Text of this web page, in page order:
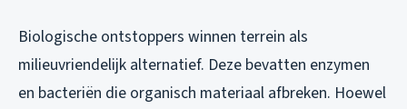
Biologische ontstoppers winnen terrein als
milieuvriendelijk alternatief. Deze bevatten enzymen
en bacteriën die organisch materiaal afbreken. Hoewel